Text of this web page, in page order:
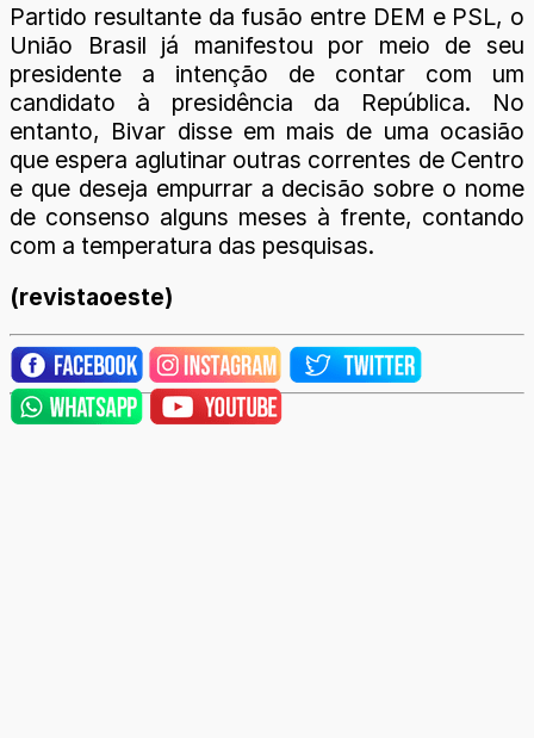
Partido resultante da fusão entre DEM e PSL, o
União Brasil já manifestou por meio de seu
presidente a intenção de contar com um
candidato à presidência da República. No
entanto, Bivar disse em mais de uma ocasião
que espera aglutinar outras correntes de Centro
e que deseja empurrar a decisão sobre o nome
de consenso alguns meses à frente, contando
com a temperatura das pesquisas.
(revistaoeste)